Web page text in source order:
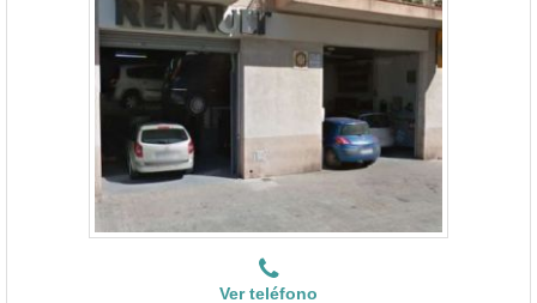
Ver teléfono